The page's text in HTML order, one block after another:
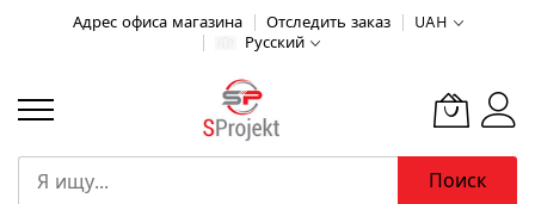
Адрес офиса магазина Отследить заказ
UAH
Русский
Поиск